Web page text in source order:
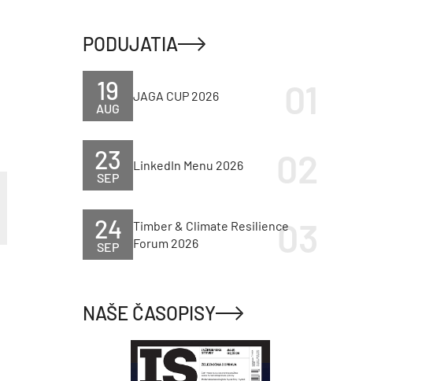
PODUJATIA
AUG
19 JAGA CUP 2026
SEP
23 LinkedIn Menu 2026
SEP
24
Timber & Climate Resilience
Forum 2026
NAŠE ČASOPISY